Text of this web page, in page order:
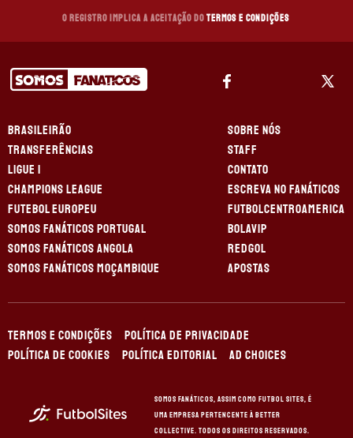
O registro implica a aceitação do Termos e Condições
BRASILEIRÃO
TRANSFERÊNCIAS
LIGUE 1
CHAMPIONS LEAGUE
FUTEBOL EUROPEU
SOMOS FANÁTICOS PORTUGAL
SOMOS FANÁTICOS ANGOLA
SOMOS FANÁTICOS MOÇAMBIQUE
SOBRE NÓS
STAFF
CONTATO
ESCREVA NO FANÁTICOS
FUTBOLCENTROAMERICA
BOLAVIP
REDGOL
APOSTAS
TERMOS E CONDIÇÕES
POLÍTICA DE PRIVACIDADE
POLÍTICA DE COOKIES
POLÍTICA EDITORIAL AD CHOICES
Somos Fanáticos, assim como Futbol Sites, é
uma empresa pertencente à Better
Collective. Todos os direitos reservados.